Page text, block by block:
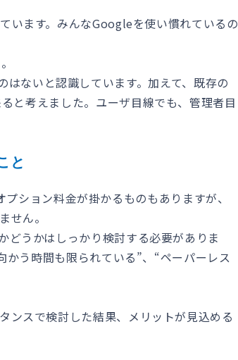
います。みんなGoogleを使い慣れているの
ないと認識しています。加えて、既存の
考えました。ユーザ目線でも、管理者目
と
ション料金が掛かるものもありますが、
せん。
どうかはしっかり検討する必要がありま
う時間も限られている”、“ペーパーレス
ンスで検討した結果、メリットが見込める